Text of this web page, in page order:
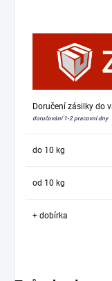
Doručení zásilky do
doručování 1-2 pracovní dny
do 10 kg
od 10 kg
+ dobírka